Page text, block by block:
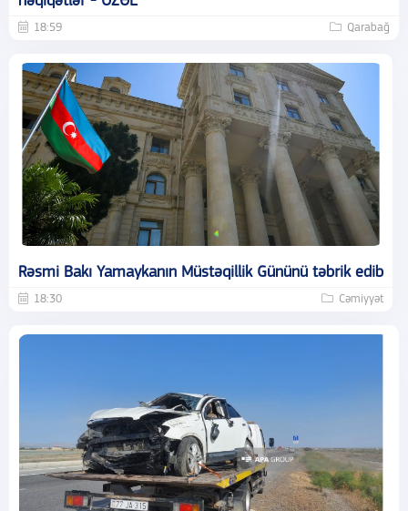
18:59 Qarabağ
Rəsmi Bakı Yamaykanın Müstəqillik Gününü təbrik edib
18:30 Cəmiyyət